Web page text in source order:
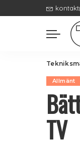
Allmänt
TV